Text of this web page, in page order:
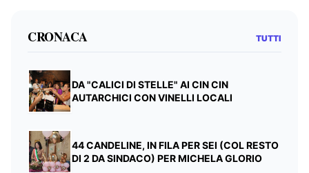
CRONACA TUTTI
DA "CALICI DI STELLE" AI CIN CIN
AUTARCHICI CON VINELLI LOCALI
44 CANDELINE, IN FILA PER SEI (COL RESTO
DI 2 DA SINDACO) PER MICHELA GLORIO